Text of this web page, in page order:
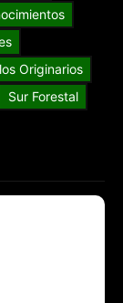
Originarios
Sur Forestal